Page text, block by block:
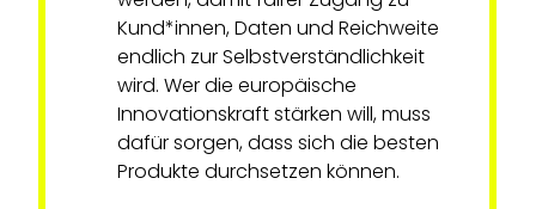
Kund*innen, Daten und Reichweite
endlich zur Selbstverständlichkeit
wird. Wer die europäische
Innovationskraft stärken will, muss
dafür sorgen, dass sich die besten
Produkte durchsetzen können.